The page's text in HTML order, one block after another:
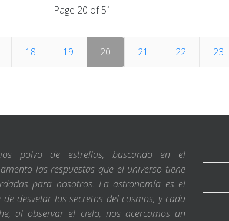
Page 20 of 51
18 19 20 21 22 23
polvo de estrellas, buscando en el
las respuestas que el universo tiene
para nosotros. La astronomía es el
de desvelar los secretos del cosmos, y cada
al observar el cielo, nos acercamos un